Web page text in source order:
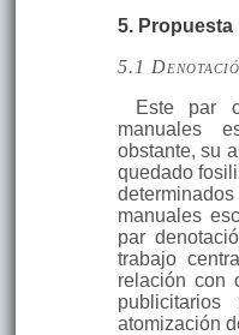
5. Propuesta
5.1
Este par
manuales
obstante, su
quedado
manuales
par
trabajo
relación con
atomización